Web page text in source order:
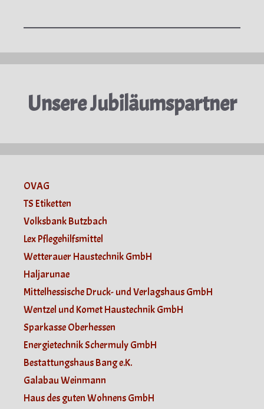
Unsere Jubiläumspartner
OVAG
TS Etiketten
Volksbank Butzbach
Lex Pflegehilfsmittel
Wetterauer Haustechnik GmbH
Haljarunae
Mittelhessische Druck- und Verlagshaus GmbH
Wentzel und Komet Haustechnik GmbH
Sparkasse Oberhessen
Energietechnik Schermuly GmbH
Bestattungshaus Bang e.K.
Galabau Weinmann
Haus des guten Wohnens GmbH